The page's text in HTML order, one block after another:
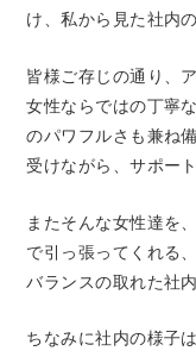
け、私から見た社内
皆様ご存じの通り、
女性ならではの丁寧
のパワフルさも兼ね
受けながら、サポー
またそんな女性達を
で引っ張ってくれる
バランスの取れた社
ちなみに社内の様子